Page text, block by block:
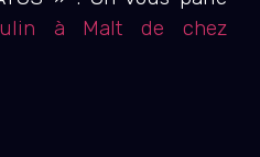
à Malt de chez